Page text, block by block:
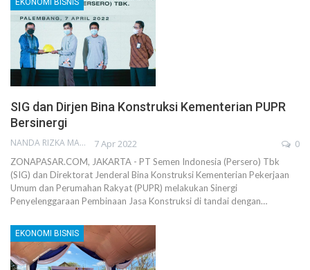
EKONOMI BISNIS
SIG dan Dirjen Bina Konstruksi Kementerian PUPR
Bersinergi
NANDA RIZKA MAHENDRA 7 Apr 2022 0
ZONAPASAR.COM, JAKARTA - PT Semen Indonesia (Persero) Tbk
(SIG) dan Direktorat Jenderal Bina Konstruksi Kementerian Pekerjaan
Umum dan Perumahan Rakyat (PUPR) melakukan Sinergi
Penyelenggaraan Pembinaan Jasa Konstruksi di tandai dengan…
EKONOMI BISNIS